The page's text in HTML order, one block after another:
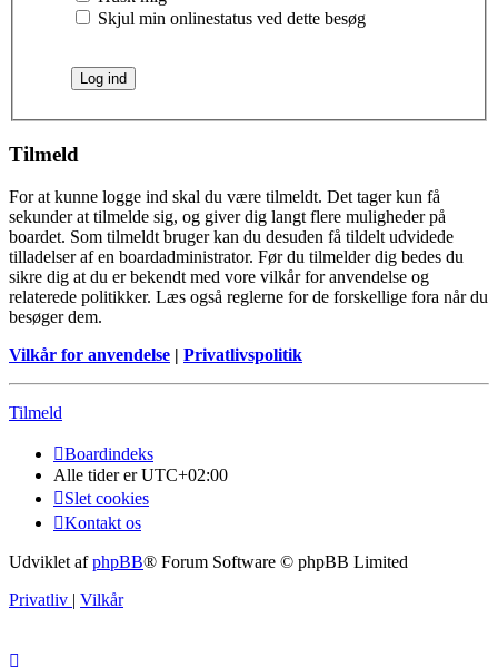
Skjul min onlinestatus ved dette besøg
Tilmeld
For at kunne logge ind skal du være tilmeldt. Det tager kun få
sekunder at tilmelde sig, og giver dig langt flere muligheder på
boardet. Som tilmeldt bruger kan du desuden få tildelt udvidede
tilladelser af en boardadministrator. Før du tilmelder dig bedes du
sikre dig at du er bekendt med vore vilkår for anvendelse og
relaterede politikker. Læs også reglerne for de forskellige fora når du
besøger dem.
Vilkår for anvendelse | Privatlivspolitik
Tilmeld
Boardindeks
Alle tider erUTC+02:00
Slet cookies
Kontakt os
Udviklet afphpBB® Forum Software © phpBB Limited
Privatliv | Vilkår